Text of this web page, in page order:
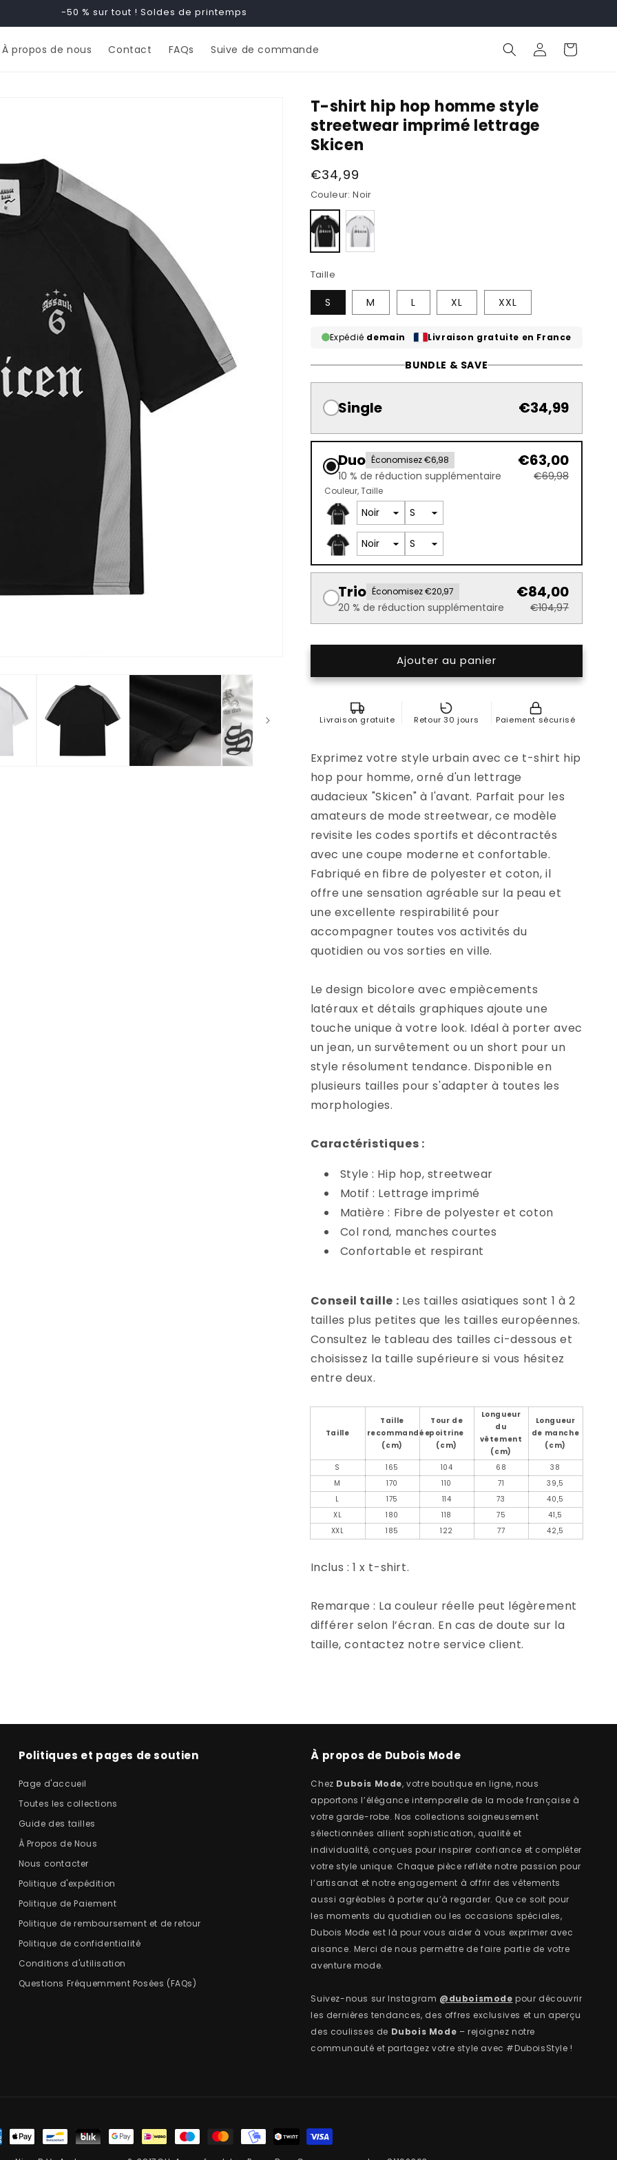
-50 % sur tout ! Soldes de printemps
À propos de nous Contact FAQs Suive de commande ConnexionPanier
T-shirt hip hop homme style
streetwear imprimé lettrage
Skicen
Prix
habituel
€34,99
Couleur: Noir
Variante
épuisée
ou
indisponible
Variante
épuisée
ou
indisponible
Taille
S M L XL XXL
Expédié demain Livraison gratuite en France
BUNDLE & SAVE
Single €34,99
Duo Économisez €6,98
10 % de réduction supplémentaire
€63,00
€69,98
Couleur Taille
Trio Économisez €20,97
20 % de réduction supplémentaire
€84,00
€104,97
Ajouter au panier
Livraison gratuite Retour 30 jours Paiement sécurisé
Exprimez votre style urbain avec ce t-shirt hip
hop pour homme, orné d'un lettrage
audacieux "Skicen" à l'avant. Parfait pour les
amateurs de mode streetwear, ce modèle
revisite les codes sportifs et décontractés
avec une coupe moderne et confortable.
Fabriqué en fibre de polyester et coton, il
offre une sensation agréable sur la peau et
une excellente respirabilité pour
accompagner toutes vos activités du
quotidien ou vos sorties en ville.
Le design bicolore avec empiècements
latéraux et détails graphiques ajoute une
touche unique à votre look. Idéal à porter avec
un jean, un survêtement ou un short pour un
style résolument tendance. Disponible en
plusieurs tailles pour s'adapter à toutes les
morphologies.
Caractéristiques :
Style : Hip hop, streetwear
Motif : Lettrage imprimé
Matière : Fibre de polyester et coton
Col rond, manches courtes
Confortable et respirant
Conseil taille : Les tailles asiatiques sont 1 à 2
tailles plus petites que les tailles européennes.
Consultez le tableau des tailles ci-dessous et
choisissez la taille supérieure si vous hésitez
entre deux.
Taille
Taille
recommandée
(cm)
Tour de
poitrine
(cm)
Longueur
du
vêtement
(cm)
Longueur
de manche
(cm)
S 165 104 68
38
M
170 110 71
39,5
L
175 114 73
40,5
XL
180 118 75
41,5
XXL
185 122 77 42,5
Inclus : 1 x t-shirt.
Remarque : La couleur réelle peut légèrement
différer selon l’écran. En cas de doute sur la
taille, contactez notre service client.
Politiques et pages de soutien
Page d'accueil
Toutes les collections
Guide des tailles
À Propos de Nous
Nous contacter
Politique d'expédition
Politique de Paiement
Politique de remboursement et de retour
Politique de confidentialité
Conditions d'utilisation
Questions Fréquemment Posées (FAQs)
À propos de Dubois Mode
Chez Dubois Mode, votre boutique en ligne, nous
apportons l’élégance intemporelle de la mode française à
votre garde-robe. Nos collections soigneusement
sélectionnées allient sophistication, qualité et
individualité, conçues pour inspirer confiance et compléter
votre style unique. Chaque pièce reflète notre passion pour
l’artisanat et notre engagement à offrir des vêtements
aussi agréables à porter qu’à regarder. Que ce soit pour
les moments du quotidien ou les occasions spéciales,
Dubois Mode est là pour vous aider à vous exprimer avec
aisance. Merci de nous permettre de faire partie de votre
aventure mode.
Suivez-nous sur Instagram @duboismode pour découvrir
les dernières tendances, des offres exclusives et un aperçu
des coulisses de Dubois Mode – rejoignez notre
communauté et partagez votre style avec #DuboisStyle !